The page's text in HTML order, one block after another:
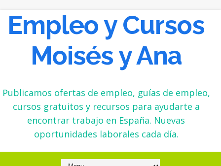
Empleo y Cursos
Moisés y Ana
Publicamos ofertas de empleo, guías de empleo,
cursos gratuitos y recursos para ayudarte a
encontrar trabajo en España. Nuevas
oportunidades laborales cada día.